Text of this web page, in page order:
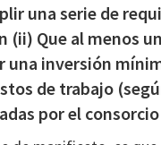
una serie de
(ii) Que al menos
una inversión
de trabajo
por el consorcio